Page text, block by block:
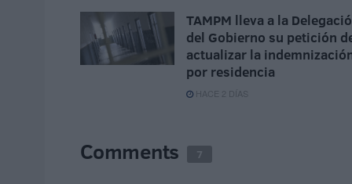
TAMPM lleva a la
del Gobierno su petición
actualizar la
por residencia
HACE 2 DÍAS
Comments 7